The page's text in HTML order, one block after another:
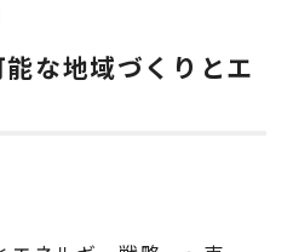
な地域づくりとエ